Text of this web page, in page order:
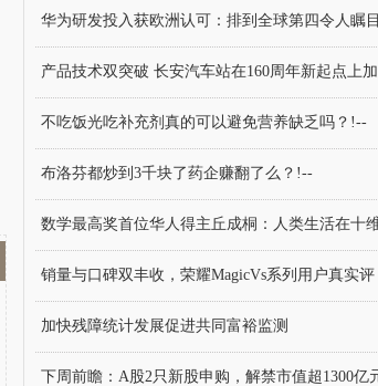
华为研发投入获欧洲认可：排到全球第四令人瞩
产品技术双突破 长安汽车站在160周年新起点上
不吃饭光吃补充剂真的可以避免营养缺乏吗？!--
布洛芬都炒到3千块了药企赚翻了么？!--
数学最高奖首位华人得主丘成桐：人类生活在十
销量与口碑双丰收，荣耀MagicVs系列用户真实评
加快残障统计发展促进共同富裕监测
下周前瞻：A股2只新股申购，解禁市值超1300亿